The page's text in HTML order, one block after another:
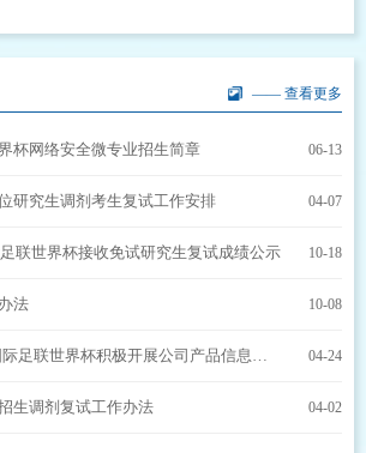
—— 查看更多
杯网络安全微专业招生简章 06-13
研究生调剂考生复试工作安排 04-07
联世界杯接收免试研究生复试成绩公示 10-18
法 10-08
人才培养/2026年国际足联世界杯积极开展公司产品信息化建设，着力推动人才培养高质量发展 04-24
生调剂复试工作办法 04-02